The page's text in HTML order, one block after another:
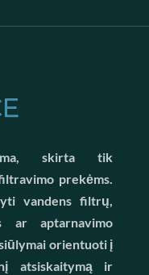
skirta tik
prekėms.
vandens filtrų,
ar aptarnavimo
orientuoti į
atsiskaitymą ir